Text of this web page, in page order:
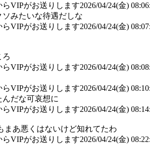
VIPがお送りします2026/04/24(金)
みたいな待遇だしな
VIPがお送りします2026/04/24(金)
ろ
VIPがお送りします2026/04/24(金)
VIPがお送りします2026/04/24(金)
だな可哀想に
VIPがお送りします2026/04/24(金)
まあ悪くはないけど知れてたわ
VIPがお送りします2026/04/24(金)